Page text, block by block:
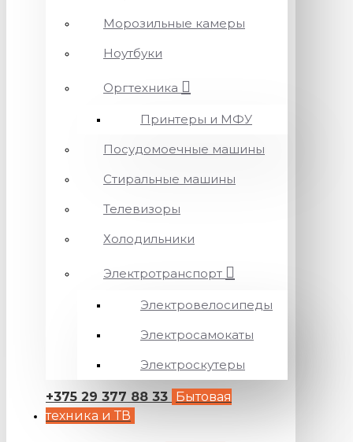
Морозильные камеры
Ноутбуки
Оргтехника
Принтеры и МФУ
Посудомоечные машины
Стиральные машины
Телевизоры
Холодильники
Электротранспорт
Электровелосипеды
Электросамокаты
Электроскутеры
+375 29 377 88 33 Бытовая
техника и ТВ